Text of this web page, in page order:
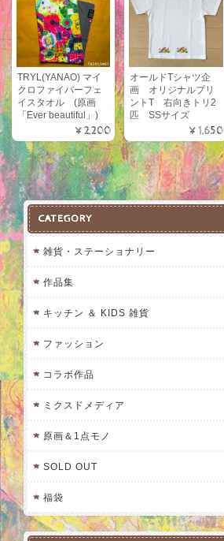
TRYL(YANAO) マイ
クロファイバーフェ
イスタオル (原画
「Ever beautiful」)
¥2,200
オールドTシャツ企
画 オリジナルプリ
ントT 右向きトリ2
匹 SSサイズ
¥1,650
CATEGORY
雑貨・ステーショナリー
作品集
キッチン ＆ KIDS 雑貨
ファッション
コラボ作品
ミクスドメディア
原画＆1点モノ
SOLD OUT
福袋